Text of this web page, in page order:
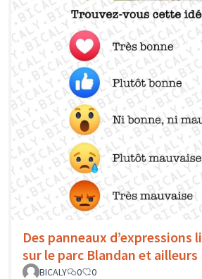
Des panneaux d’expressions
sur le parc Blandan et ailleurs
BICALY
0 0